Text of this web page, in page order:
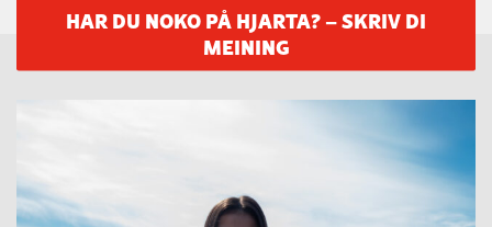
HAR DU NOKO PÅ HJARTA? – SKRIV DI
MEINING